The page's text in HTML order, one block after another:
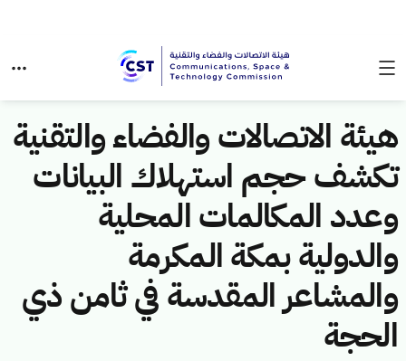
هيئة الاتصالات والفضاء والتقنية
تكشف حجم استهلاك البيانات
وعدد المكالمات المحلية
والدولية بمكة المكرمة
والمشاعر المقدسة في ثامن ذي
الحجة